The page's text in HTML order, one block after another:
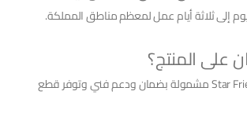
إلى ثلاثة أيام عمل لمعظم مناطق المملكة.
المنتج؟
نعم، جميع منتجات Star Friend مشمولة بضمان ودعم فني وتوفر قطع